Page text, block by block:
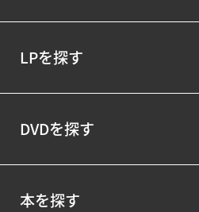
LPを探す
DVDを探す
本を探す